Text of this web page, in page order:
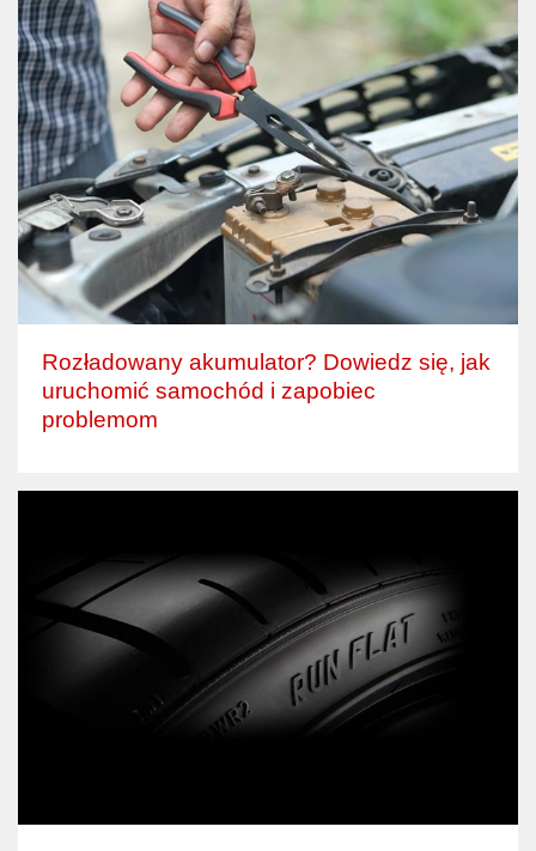
Rozładowany akumulator? Dowiedz się, jak
uruchomić samochód i zapobiec
problemom